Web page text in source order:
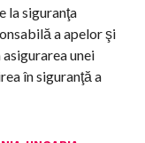
la siguranţa
a apelor şi
unei
în siguranţă a